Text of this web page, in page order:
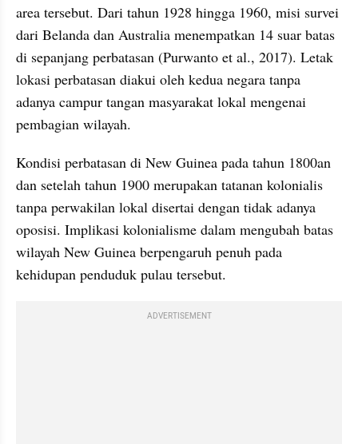
area tersebut. Dari tahun 1928 hingga 1960, misi survei
dari Belanda dan Australia menempatkan 14 suar batas
di sepanjang perbatasan (Purwanto et al., 2017). Letak
lokasi perbatasan diakui oleh kedua negara tanpa
adanya campur tangan masyarakat lokal mengenai
pembagian wilayah.
Kondisi perbatasan di New Guinea pada tahun 1800an
dan setelah tahun 1900 merupakan tatanan kolonialis
tanpa perwakilan lokal disertai dengan tidak adanya
oposisi. Implikasi kolonialisme dalam mengubah batas
wilayah New Guinea berpengaruh penuh pada
kehidupan penduduk pulau tersebut.
ADVERTISEMENT